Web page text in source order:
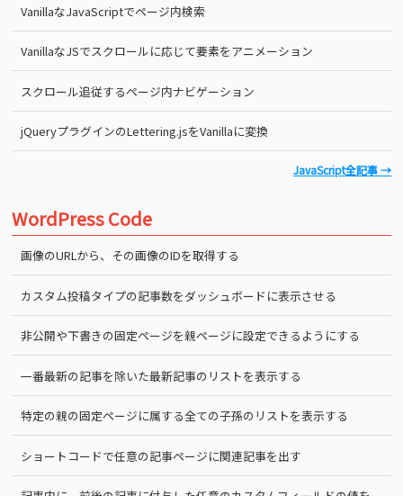
VanillaなJavaScriptでページ内検索
VanillaなJSでスクロールに応じて要素をアニメーション
スクロール追従するページ内ナビゲーション
jQueryプラグインのLettering.jsをVanillaに変換
JavaScript全記事 →
WordPress Code
画像のURLから、その画像のIDを取得する
カスタム投稿タイプの記事数をダッシュボードに表示させる
非公開や下書きの固定ページを親ページに設定できるようにする
一番最新の記事を除いた最新記事のリストを表示する
特定の親の固定ページに属する全ての子孫のリストを表示する
ショートコードで任意の記事ページに関連記事を出す